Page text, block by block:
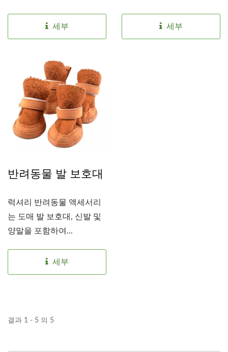
세부 세부
반려동물 발 보호대
럭셔리 반려동물 액세서리
는 도매 발 보호대, 신발 및
양말을 포함하여...
세부
결과 1 - 5 의 5